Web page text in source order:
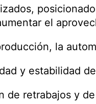
el
la
y estabilidad
de retrabajos y